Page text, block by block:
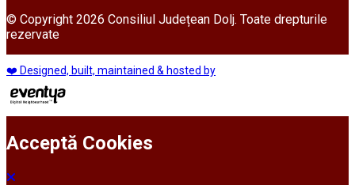
© Copyright 2026 Consiliul Județean Dolj. Toate drepturile
rezervate
❤️ Designed, built, maintained & hosted by
Acceptă Cookies